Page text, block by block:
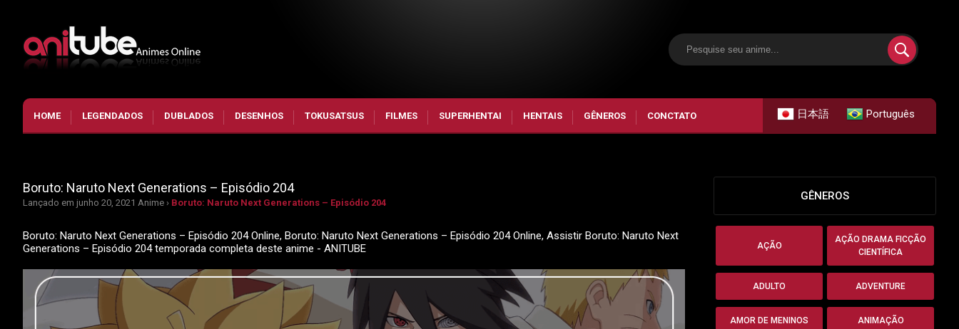
HOME LEGENDADOS DUBLADOS DESENHOS TOKUSATSUS FILMES SUPERHENTAI HENTAIS GÊNEROS CONCTATO 日本語 Português
Boruto: Naruto Next Generations – Episódio 204
Lançado em junho 20, 2021 Anime › Boruto: Naruto Next Generations – Episódio 204
Boruto: Naruto Next Generations – Episódio 204 Online, Boruto: Naruto Next Generations – Episódio 204 Online, Assistir Boruto: Naruto Next
Generations – Episódio 204 temporada completa deste anime - ANITUBE
GÊNEROS
AÇÃO
AÇÃO DRAMA FICÇÃO
CIENTÍFICA
ADULTO ADVENTURE
AMOR DE MENINOS ANIMAÇÃO